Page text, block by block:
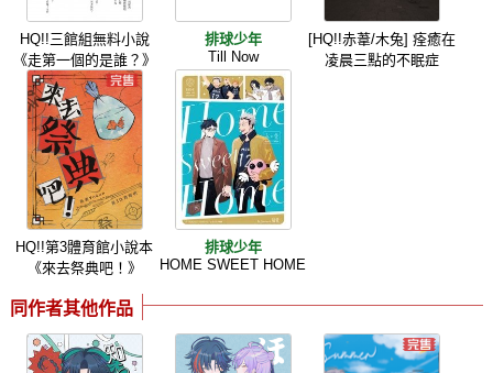
HQ!!三館組無料小說
《走第一個的是誰？》
排球少年
Till Now
[HQ!!赤葦/木兔] 痊癒在
凌晨三點的不眠症
HQ!!第3體育館小說本
《來去祭典吧！》
排球少年
HOME SWEET HOME
同作者其他作品